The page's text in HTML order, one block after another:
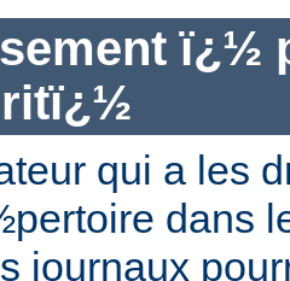
ï¿½
qui a les
dans
journaux